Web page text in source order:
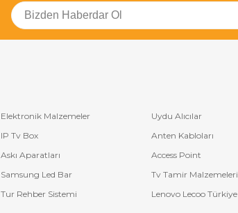
Elektronik Malzemeler Uydu Alıcılar
IP Tv Box Anten Kabloları
Askı Aparatları Access Point
Samsung Led Bar Tv Tamir Malzemeleri
Tur Rehber Sistemi Lenovo Lecoo Türkiye